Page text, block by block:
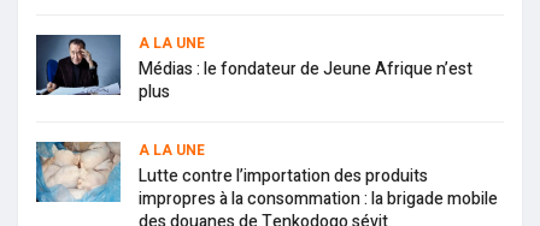
A LA UNE
Médias : le fondateur de Jeune Afrique n’est
plus
A LA UNE
Lutte contre l’importation des produits
impropres à la consommation : la brigade mobile